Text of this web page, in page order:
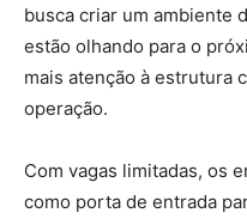
busca criar um ambiente
estão olhando para o
mais atenção à estrutura
operação.
Com vagas limitadas, os
como porta de entrada